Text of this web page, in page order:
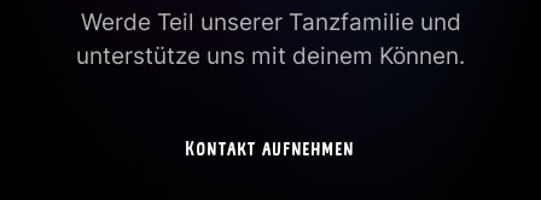
Werde Teil unserer Tanzfamilie und
unterstütze uns mit deinem Können.
Kontakt aufnehmen